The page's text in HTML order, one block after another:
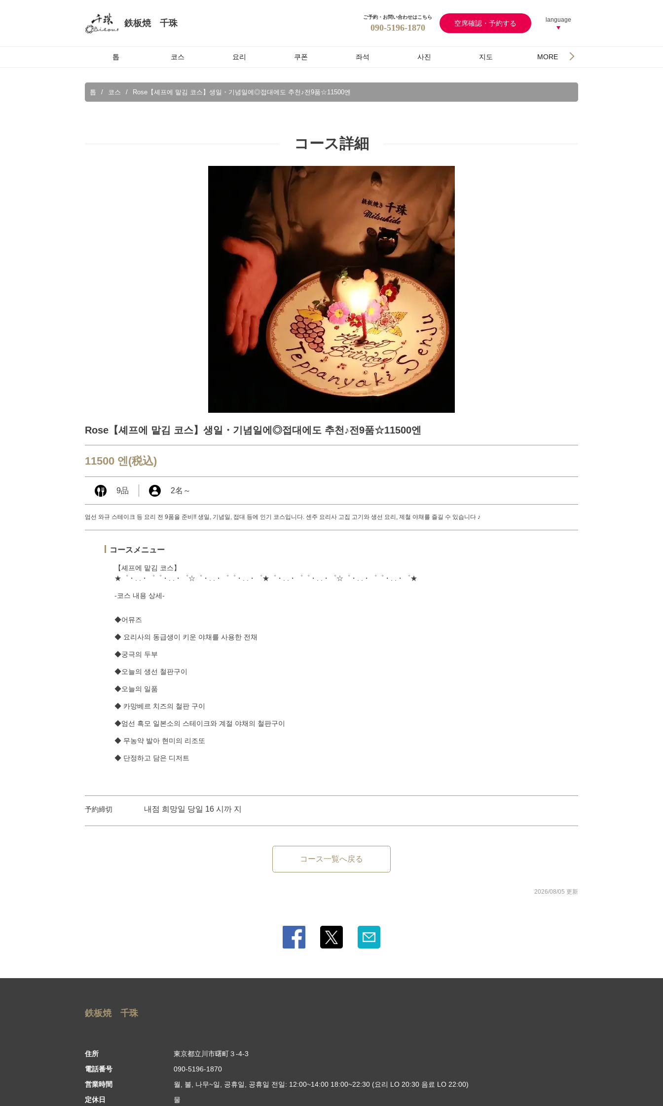
鉄板焼 千珠
ご予約・お問い合わせはこちら
090-5196-1870 空席確認・予約する language
톱 코스 요리 쿠폰 좌석 사진 지도 MORE
톱 코스 Rose【셰프에 맡김 코스】생일・기념일에◎접대에도 추천♪전9품☆11500엔
コース詳細
Rose【셰프에 맡김 코스】생일・기념일에◎접대에도 추천♪전9품☆11500엔
11500 엔(税込)
9品 2名 ～
엄선 와규 스테이크 등 요리 전 9품을 준비!! 생일, 기념일, 접대 등에 인기 코스입니다. 센주 요리사 고집 고기와 생선 요리, 제철 야채를 즐길 수 있습니다 ♪
コースメニュー
【셰프에 맡김 코스】
★゜・. .・゜゜・. .・゜☆゜・. .・゜゜・. .・゜★゜・. .・゜゜・. .・゜☆゜・. .・゜゜・. .・゜★
-코스 내용 상세-
◆어뮤즈
◆ 요리사의 동급생이 키운 야채를 사용한 전채
◆궁극의 두부
◆오늘의 생선 철판구이
◆오늘의 일품
◆ 카망베르 치즈의 철판 구이
◆엄선 흑모 일본소의 스테이크와 계절 야채의 철판구이
◆ 무농약 발아 현미의 리조또
◆ 단정하고 담은 디저트
予約締切 내점 희망일 당일 16 시까 지
コース一覧へ戻る
2026/08/05 更新
鉄板焼 千珠
住所
東京都立川市曙町３-4-3
電話番号
090-5196-1870
営業時間
월, 불, 나무~일, 공휴일, 공휴일 전일: 12:00~14:00 18:00~22:30 (요리 LO 20:30 음료 LO 22:00)
定休日
물